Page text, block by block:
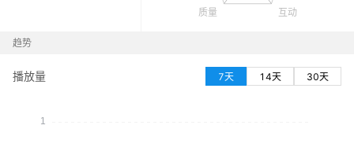
趋势
播放量 7天 14天 30天